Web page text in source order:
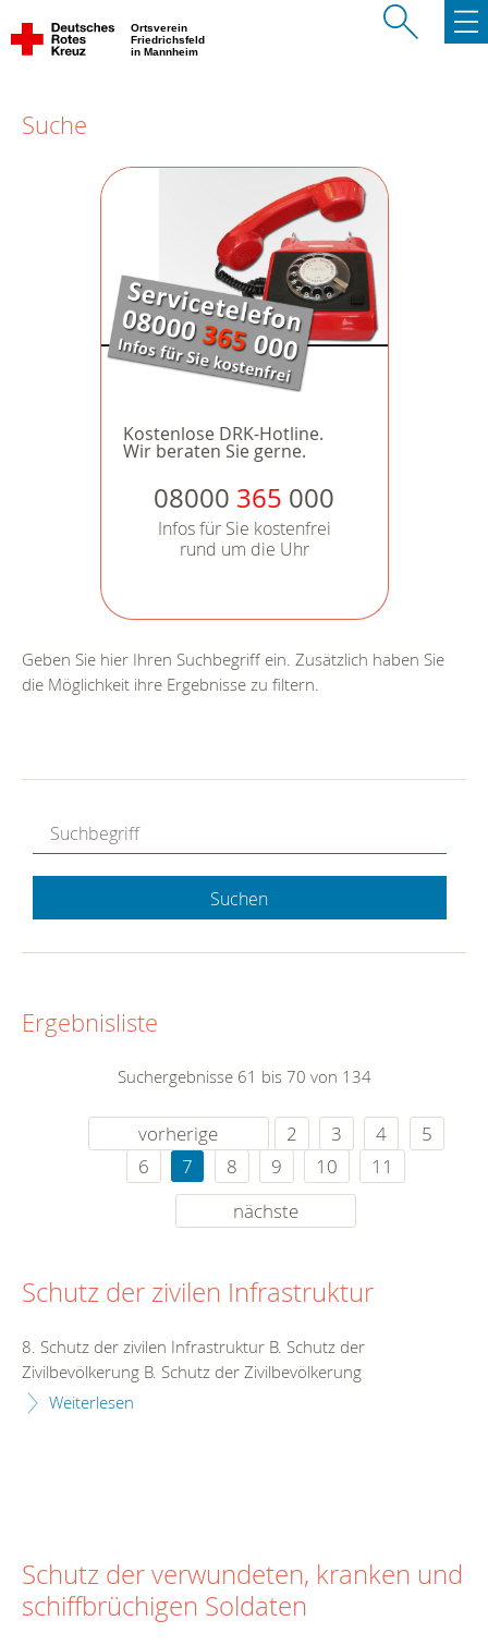
Ortsverein
Friedrichsfeld
in Mannheim
Suche
Kostenlose DRK-Hotline.
Wir beraten Sie gerne.
08000 365 000
Infos für Sie kostenfrei
rund um die Uhr
Geben Sie hier Ihren Suchbegriff ein. Zusätzlich haben Sie
die Möglichkeit ihre Ergebnisse zu filtern.
Suchen
Ergebnisliste
Suchergebnisse 61 bis 70 von 134
vorherige 2 3 4
5
6
7 8 9 10
11
nächste
Schutz der zivilen Infrastruktur
8. Schutz der zivilen Infrastruktur B. Schutz der
Zivilbevölkerung B. Schutz der Zivilbevölkerung
Weiterlesen
Schutz der verwundeten, kranken und
schiffbrüchigen Soldaten